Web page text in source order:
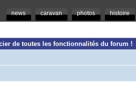
news caravan photos histoire
de toutes les fonctionnalités du forum !